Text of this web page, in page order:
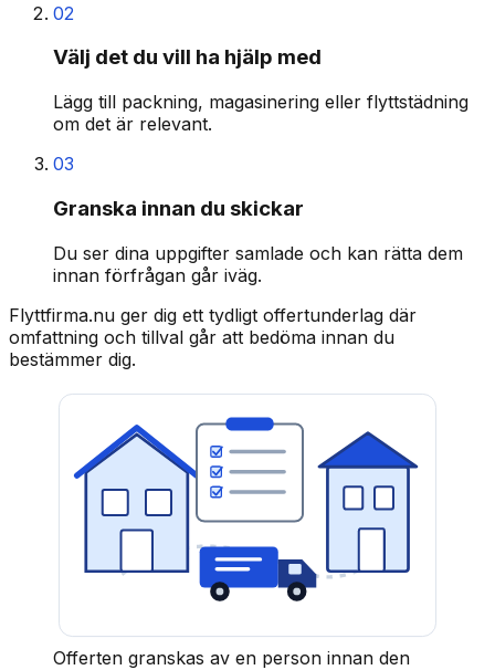
02
Välj det du vill ha hjälp med
Lägg till packning, magasinering eller flyttstädning
om det är relevant.
03
Granska innan du skickar
Du ser dina uppgifter samlade och kan rätta dem
innan förfrågan går iväg.
Flyttfirma.nu ger dig ett tydligt offertunderlag där
omfattning och tillval går att bedöma innan du
bestämmer dig.
Offerten granskas av en person innan den